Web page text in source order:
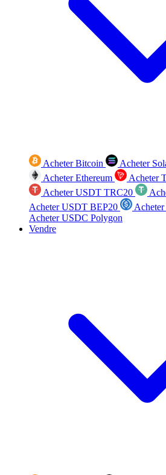
Acheter Bitcoin Acheter
Acheter Ethereum
Acheter
Acheter USDT TRC20
Acheter USDT BEP20
Acheter USDC Polygon
Vendre